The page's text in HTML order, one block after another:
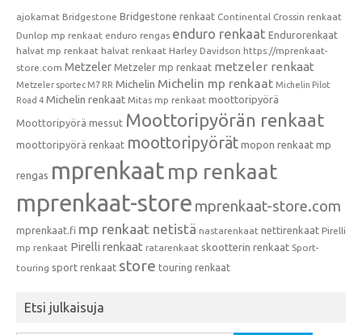
ajokamat Bridgestone Bridgestone renkaat Continental Crossin renkaat
Dunlop mp renkaat enduro rengas enduro renkaat Endurorenkaat
halvat mp renkaat halvat renkaat Harley Davidson https://mprenkaat-
store.com Metzeler Metzeler mp renkaat metzeler renkaat
Metzeler sportec M7 RR Michelin Michelin mp renkaat Michelin Pilot
Road 4 Michelin renkaat Mitas mp renkaat moottoripyörä
Moottoripyörä messut Moottoripyörän renkaat
moottoripyörä renkaat moottoripyörät mopon renkaat mp
rengas mprenkaat mp renkaat
mprenkaat-store mprenkaat-store.com
mprenkaat.fi mp renkaat netistä nastarenkaat nettirenkaat Pirelli
mp renkaat Pirelli renkaat ratarenkaat skootterin renkaat Sport-
touring sport renkaat store touring renkaat
Etsi julkaisuja